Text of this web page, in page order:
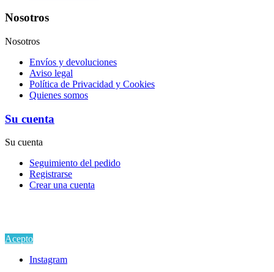
Nosotros
Nosotros
Envíos y devoluciones
Aviso legal
Política de Privacidad y Cookies
Quienes somos
Su cuenta
Su cuenta
Seguimiento del pedido
Registrarse
Crear una cuenta
Acepto
Instagram